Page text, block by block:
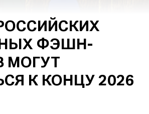
ФЭШН-
МОГУТ
К КОНЦУ 2026